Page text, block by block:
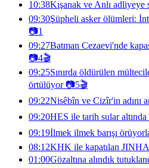
10:38Kışanak ve Anlı adliyeye
09:30Şüpheli asker ölümleri:
📷1
09:27Batman Cezaevi'nde
📷4🎬
09:25Sınırda öldürülen
örtülüyor📷5🎬
09:22Nisêbîn ve Cizîr'in adını
09:20HES ile tarih sular
09:19İlmek ilmek barışı
08:12KHK ile kapatılan
01:00Gözaltına alındık